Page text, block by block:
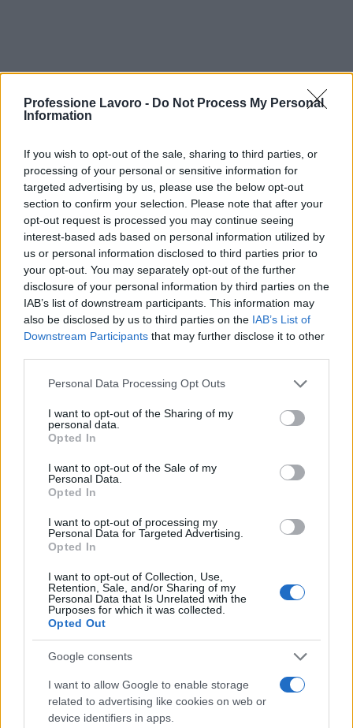
Professione Lavoro - Do Not Process My Personal
Information
If you wish to opt-out of the sale, sharing to third parties, or
processing of your personal or sensitive information for
targeted advertising by us, please use the below opt-out
section to confirm your selection. Please note that after your
opt-out request is processed you may continue seeing
interest-based ads based on personal information utilized by
us or personal information disclosed to third parties prior to
your opt-out. You may separately opt-out of the further
disclosure of your personal information by third parties on the
IAB’s list of downstream participants. This information may
also be disclosed by us to third parties on the IAB’s List of
Downstream Participants that may further disclose it to other
Please note that this website/app uses one or more Google
not limited to your visit or usage behaviour. You may click to
grant or deny consent to Google and its third-party tags to
use your data for below specified purposes in below Google
consent section.
Personal Data Processing Opt Outs
I want to opt-out of the Sharing of my
personal data.
Opted In
I want to opt-out of the Sale of my
Personal Data.
Opted In
I want to opt-out of processing my
Personal Data for Targeted Advertising.
Opted In
I want to opt-out of Collection, Use,
Retention, Sale, and/or Sharing of my
Personal Data that Is Unrelated with the
Purposes for which it was collected.
Opted Out
Google consents
I want to allow Google to enable storage
related to advertising like cookies on web or
device identifiers in apps.
Continua a leggere
BREAKING NEWS
Cultura 2029
Susanna Riva · 5 Ago 2026
BREAKING NEWS